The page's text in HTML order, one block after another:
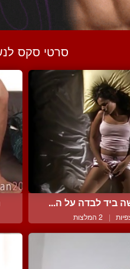
סרטי סקס
ביד לבדה על ה...
| 2 המלצות